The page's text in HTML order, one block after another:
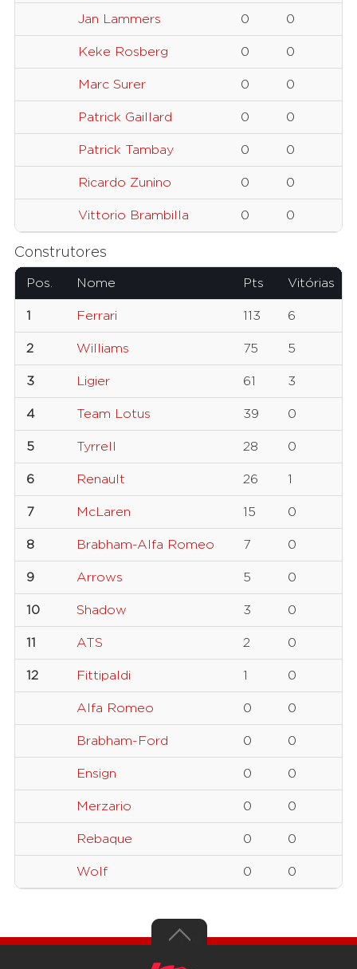
Jan Lammers 0 0
Keke Rosberg 0 0
Marc Surer 0 0
Patrick Gaillard 0 0
Patrick Tambay 0 0
Ricardo Zunino 0 0
Vittorio Brambilla 0 0
Construtores
Pos. Nome Pts Vitórias
1 Ferrari 113 6
2 Williams 75 5
3 Ligier 61 3
4 Team Lotus 39 0
5 Tyrrell 28 0
6 Renault 26 1
7 McLaren 15 0
8 Brabham-Alfa Romeo 7 0
9 Arrows 5 0
10 Shadow 3 0
11 ATS 2 0
12 Fittipaldi 1 0
Alfa Romeo 0 0
Brabham-Ford 0 0
Ensign 0 0
Merzario 0 0
Rebaque 0 0
Wolf 0 0